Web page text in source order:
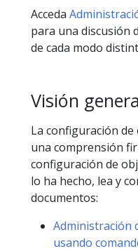
Acceda
para una discusión
de cada modo
Visión
La configuración
una comprensión
configuración de
lo ha hecho, lea y
documentos:
Administración
usando